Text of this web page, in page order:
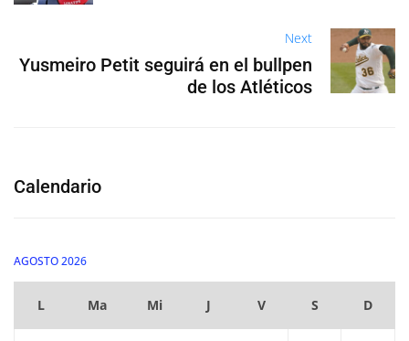
Next
Yusmeiro Petit seguirá en el bullpen
de los Atléticos
Calendario
AGOSTO 2026
L Ma Mi J V S D